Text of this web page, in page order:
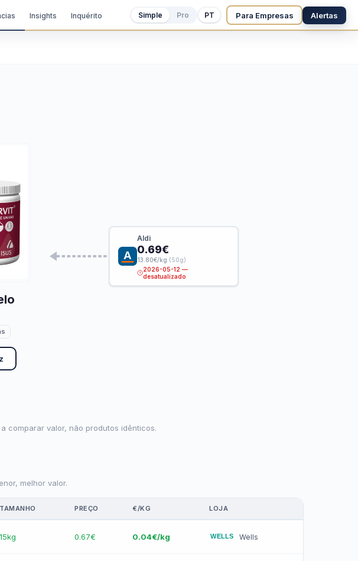
Insights Inquérito Simple Pro PT Para Empresas Alertas
Aldi
0.69€
13.80€/kg (50g)
2026-05-12 —
desatualizado
comparar valor, não produtos idênticos.
melhor valor.
TAMANHO PREÇO €/KG LOJA
15kg 0.67€ 0.04€/kg Wells